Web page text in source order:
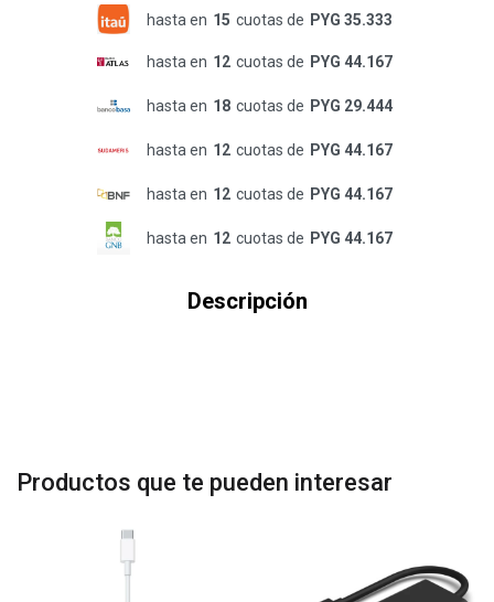
hasta en 15 cuotas de PYG 35.333
hasta en 12 cuotas de PYG 44.167
hasta en 18 cuotas de PYG 29.444
hasta en 12 cuotas de PYG 44.167
hasta en 12 cuotas de PYG 44.167
hasta en 12 cuotas de PYG 44.167
Descripción
Productos que te pueden interesar